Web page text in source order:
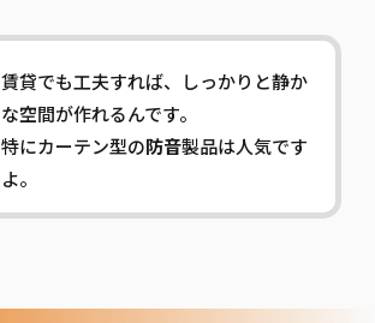
賃貸でも工夫すれば、しっかりと静か
な空間が作れるんです。
特にカーテン型の防音製品は人気です
よ。